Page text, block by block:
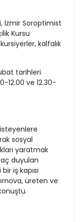
İzmir Soroptimist
Kursu
kalfalık
tarihleri
12.00 ve 12.30-
sosyal
yaratmak
duyulan
iş kapısı
üreten ve